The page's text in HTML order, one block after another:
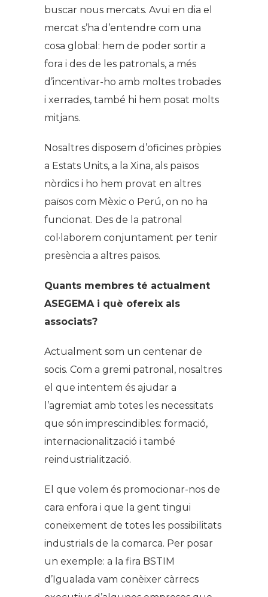
buscar nous mercats. Avui en dia el
mercat s’ha d’entendre com una
cosa global: hem de poder sortir a
fora i des de les patronals, a més
d’incentivar-ho amb moltes trobades
i xerrades, també hi hem posat molts
mitjans.
Nosaltres disposem d’oficines pròpies
a Estats Units, a la Xina, als països
nòrdics i ho hem provat en altres
països com Mèxic o Perú, on no ha
funcionat. Des de la patronal
col·laborem conjuntament per tenir
presència a altres països.
Quants membres té actualment
ASEGEMA i què ofereix als
associats?
Actualment som un centenar de
socis. Com a gremi patronal, nosaltres
el que intentem és ajudar a
l’agremiat amb totes les necessitats
que són imprescindibles: formació,
internacionalització i també
reindustrialització.
El que volem és promocionar-nos de
cara enfora i que la gent tingui
coneixement de totes les possibilitats
industrials de la comarca. Per posar
un exemple: a la fira BSTIM
d’Igualada vam conèixer càrrecs